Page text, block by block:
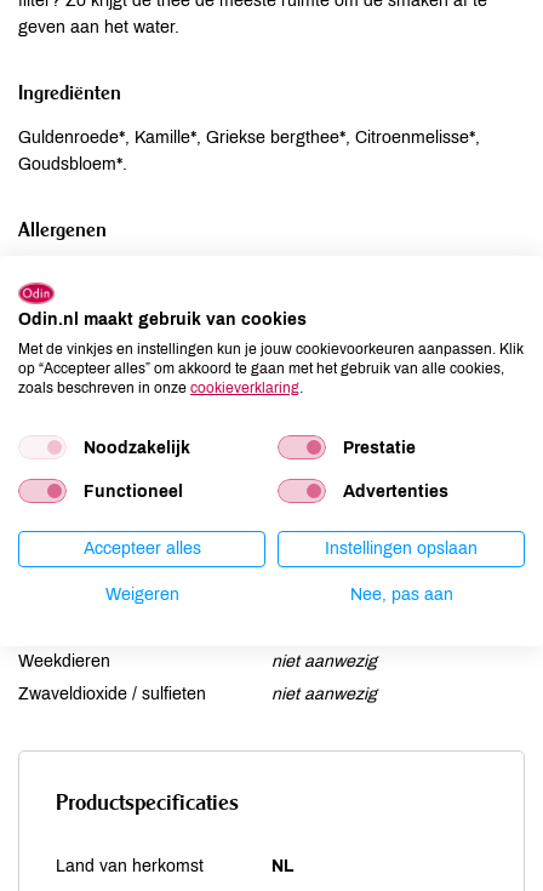
geven aan het water.
Ingrediënten
Guldenroede*, Kamille*, Griekse bergthee*, Citroenmelisse*,
Goudsbloem*.
Allergenen
Ei
niet aanwezig
Gluten
niet aanwezig
Lactose
niet aanwezig
Mosterd
niet aanwezig
Schaaldieren
niet aanwezig
Selderij
niet aanwezig
Sesam
niet aanwezig
niet aanwezig
Weekdieren
niet aanwezig
Zwaveldioxide / sulfieten
niet aanwezig
Productspecificaties
Land van herkomst NL
Odin.nl maakt gebruik van cookies
Met de vinkjes en instellingen kun je jouw cookievoorkeuren aanpassen. Klik
op “Accepteer alles” om akkoord te gaan met het gebruik van alle cookies,
zoals beschreven in onze cookieverklaring.
Noodzakelijk Prestatie
Functioneel Advertenties
Accepteer alles Instellingen opslaan
Weigeren Nee, pas aan